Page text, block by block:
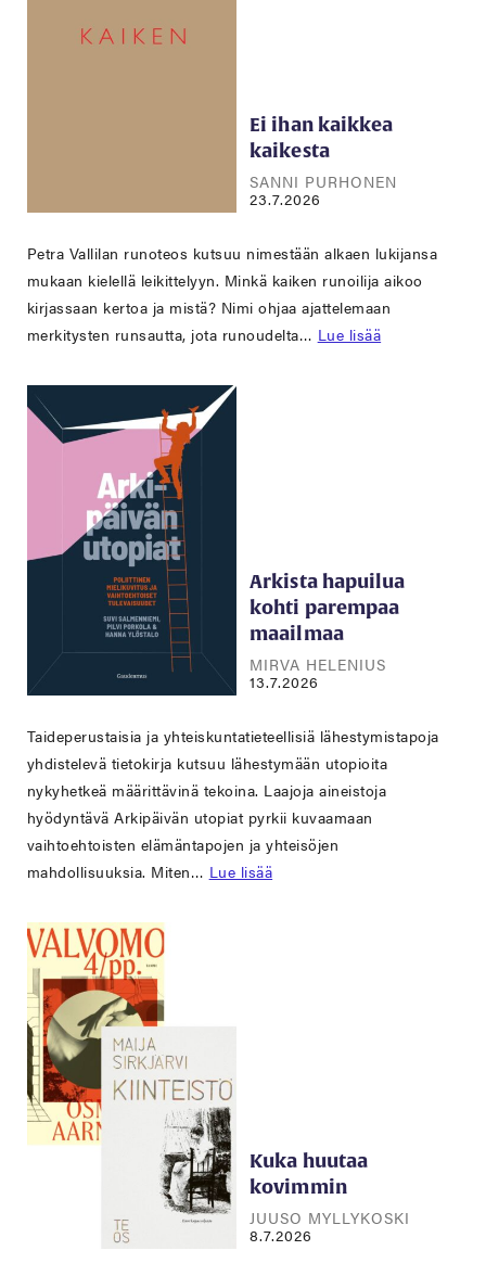
Ei ihan kaikkea
kaikesta
SANNI PURHONEN
23.7.2026
Petra Vallilan runoteos kutsuu nimestään alkaen lukijansa
mukaan kielellä leikittelyyn. Minkä kaiken runoilija aikoo
kirjassaan kertoa ja mistä? Nimi ohjaa ajattelemaan
merkitysten runsautta, jota runoudelta… Lue lisää
Arkista hapuilua
kohti parempaa
maailmaa
MIRVA HELENIUS
13.7.2026
Taideperustaisia ja yhteiskuntatieteellisiä lähestymistapoja
yhdistelevä tietokirja kutsuu lähestymään utopioita
nykyhetkeä määrittävinä tekoina. Laajoja aineistoja
hyödyntävä Arkipäivän utopiat pyrkii kuvaamaan
vaihtoehtoisten elämäntapojen ja yhteisöjen
mahdollisuuksia. Miten… Lue lisää
Kuka huutaa
kovimmin
JUUSO MYLLYKOSKI
8.7.2026